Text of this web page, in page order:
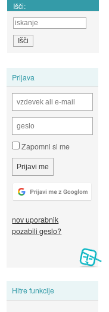
Išči:
Prijava
Zapomni si me
nov uporabnik
pozabili geslo?
Hitre funkcije